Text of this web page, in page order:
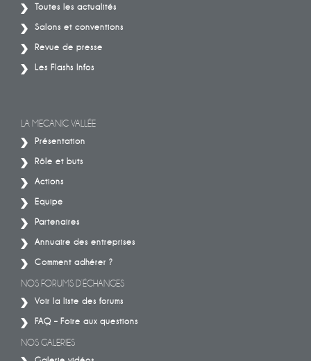
Toutes les actualités
Salons et conventions
Revue de presse
Les Flashs Infos
LA MECANIC VALLÉE
Présentation
Rôle et buts
Actions
Equipe
Partenaires
Annuaire des entreprises
Comment adhérer ?
NOS FORUMS D’ÉCHANGES
Voir la liste des forums
FAQ – Foire aux questions
NOS GALERIES